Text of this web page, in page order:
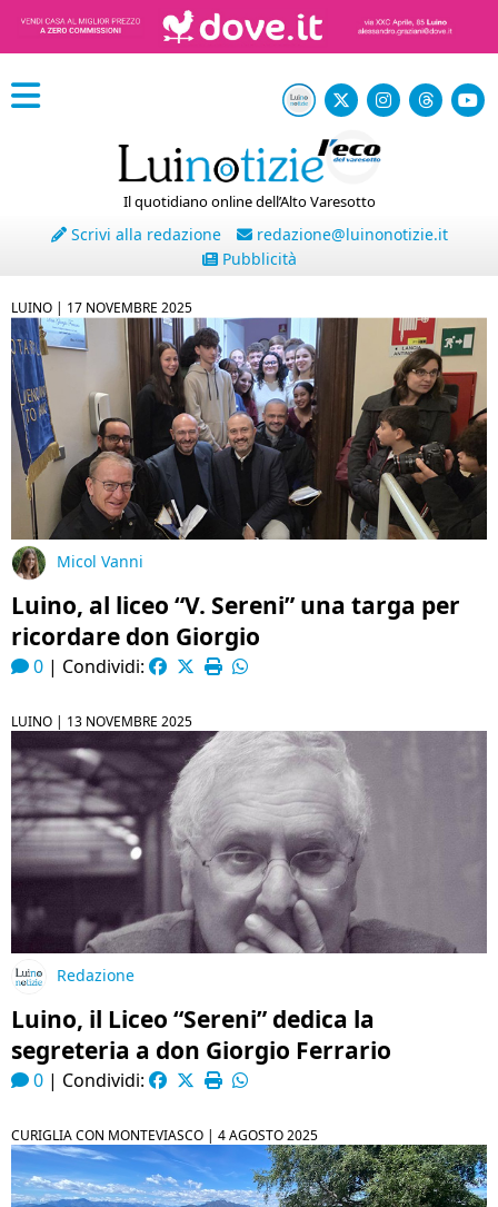
Il quotidiano online dell’Alto Varesotto
Scrivi alla redazione
redazione@luinonotizie.it
Pubblicità
LUINO | 17 NOVEMBRE 2025
Micol Vanni
Luino, al liceo “V. Sereni” una targa per
ricordare don Giorgio
0 | Condividi:
LUINO | 13 NOVEMBRE 2025
Redazione
Luino, il Liceo “Sereni” dedica la
segreteria a don Giorgio Ferrario
0 | Condividi:
CURIGLIA CON MONTEVIASCO | 4 AGOSTO 2025